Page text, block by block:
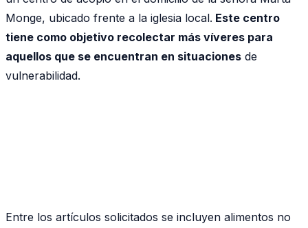
Monge, ubicado frente a la iglesia local. Este centro
tiene como objetivo recolectar más víveres para
aquellos que se encuentran en situaciones de
vulnerabilidad.
Entre los artículos solicitados se incluyen alimentos no